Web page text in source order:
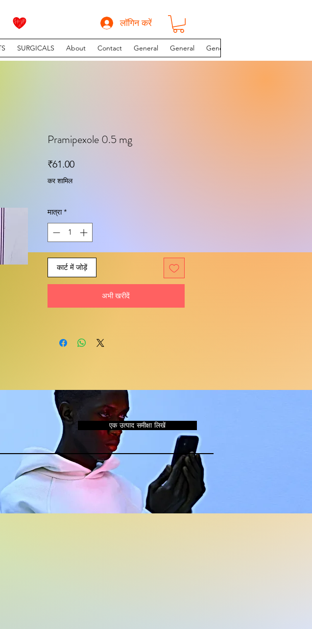
लॉगिन करें
SURGICALS About Contact General General General
Pramipexole 0.5 mg
₹61.00मूल्य
कर शामिल
मात्रा *
कार्ट में जोड़ें
अभी खरीदें
एक उत्पाद समीक्षा लिखें